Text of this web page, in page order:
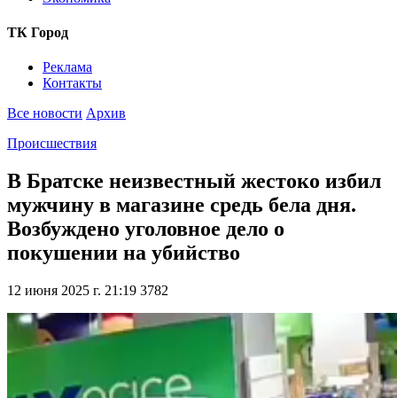
ТК Город
Реклама
Контакты
Все новости Архив
Происшествия
В Братске неизвестный жестоко избил
мужчину в магазине средь бела дня.
Возбуждено уголовное дело о
покушении на убийство
12 июня 2025 г. 21:19 3782